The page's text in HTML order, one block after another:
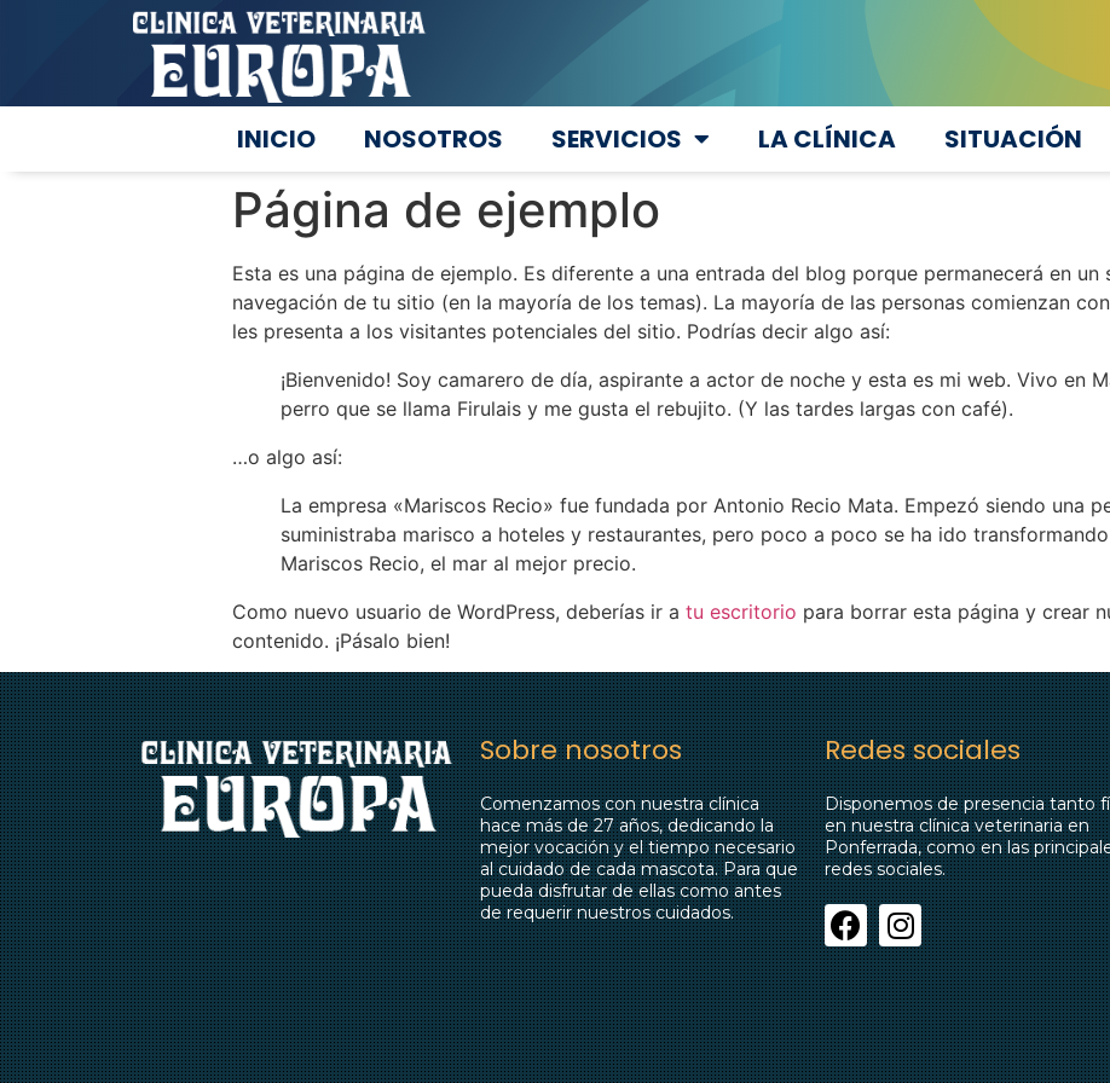
INICIO NOSOTROS SERVICIOS LA CLÍNICA SITUACIÓN
Página de ejemplo
Esta es una página de ejemplo. Es diferente a una entrada del blog porque permanecerá en
navegación de tu sitio (en la mayoría de los temas). La mayoría de las personas comienzan
les presenta a los visitantes potenciales del sitio. Podrías decir algo así:
¡Bienvenido! Soy camarero de día, aspirante a actor de noche y esta es mi web. Vivo en
perro que se llama Firulais y me gusta el rebujito. (Y las tardes largas con café).
…o algo así:
La empresa «Mariscos Recio» fue fundada por Antonio Recio Mata. Empezó siendo una
suministraba marisco a hoteles y restaurantes, pero poco a poco se ha ido
Mariscos Recio, el mar al mejor precio.
Como nuevo usuario de WordPress, deberías ir a tu escritorio para borrar esta página y crear
contenido. ¡Pásalo bien!
Sobre nosotros
Comenzamos con nuestra clínica
hace más de 27 años, dedicando la
mejor vocación y el tiempo necesario
al cuidado de cada mascota. Para que
pueda disfrutar de ellas como antes
de requerir nuestros cuidados.
Redes sociales
Disponemos de presencia tanto
en nuestra clínica veterinaria en
Ponferrada, como en las
redes sociales.